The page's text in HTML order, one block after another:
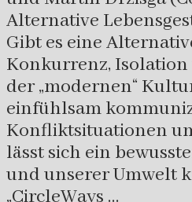
Alternative
Gibt es eine
Konkurrenz,
der „modernen“
einfühlsam
Konfliktsituationen
lässt sich ein
und unserer Umwelt
„CircleWays …